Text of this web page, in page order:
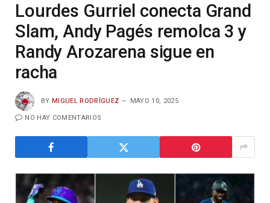
Lourdes Gurriel conecta Grand
Slam, Andy Pagés remolca 3 y
Randy Arozarena sigue en
racha
BY MIGUEL RODRÍGUEZ MAYO 10, 2025
NO HAY COMENTARIOS